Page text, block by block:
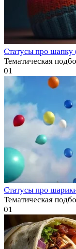
Статусы про шапку
Тематическая
01
Статусы про
Тематическая
01